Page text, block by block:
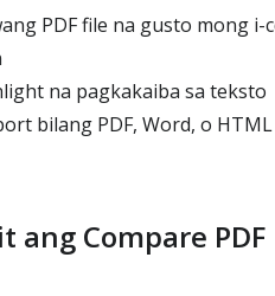
PDF file na gusto mong i-
na pagkakaiba sa teksto
bilang PDF, Word, o HTML
ang Compare PDF